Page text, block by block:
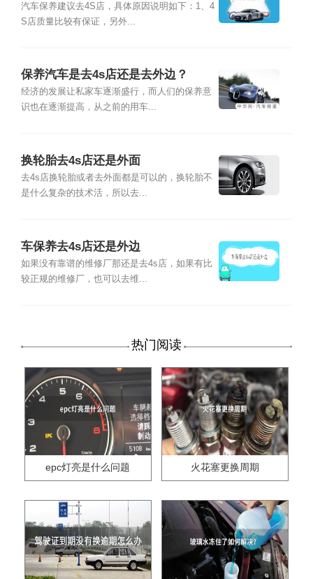
汽车保养建议去4S店，具体原因说明如下：1、4
S店质量比较有保证，另外...
保养汽车是去4s店还是去外边？
经济的发展让私家车逐渐盛行，而人们的保养意
识也在逐渐提高，从之前的用车...
换轮胎去4s店还是外面
去4s店换轮胎或者去外面都是可以的，换轮胎不
是什么复杂的技术活，所以去...
车保养去4s店还是外边
如果没有靠谱的维修厂那还是去4s店，如果有比
较正规的维修厂，也可以去维...
热门阅读
epc灯亮是什么问题 火花塞更换周期